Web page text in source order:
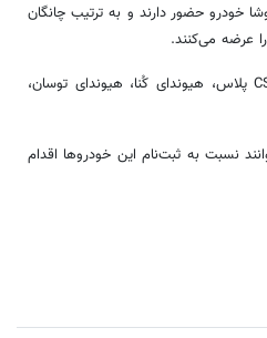
خودرو حضور دارند و به ترتیب چانگان
را عرضه می‌کنند.
کُنا، هیوندای توسان،
نسبت به ثبت‌نام این خودروها اقدام